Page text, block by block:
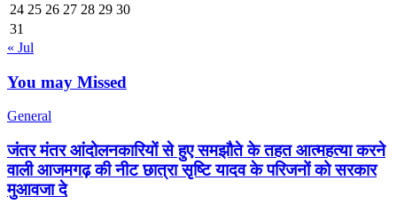
24 25 26 27 28 29 30
31
« Jul
You may Missed
General
जंतर मंतर आंदोलनकारियों से हुए समझौते के तहत आत्महत्या करने
वाली आजमगढ़ की नीट छात्रा सृष्टि यादव के परिजनों को सरकार
मुआवजा दे